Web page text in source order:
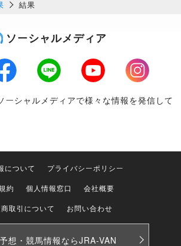
結果
ソーシャルメディア
LINE Youtube
Instagram
ーシャルメディアで様々な情報を発信して
について
プライバシーポリシー
約
個人情報窓口
会社概要
取引について
お問い合わせ
想・競馬情報ならJRA-VAN